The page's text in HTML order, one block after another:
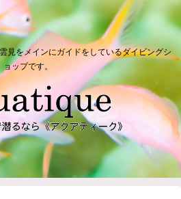
見をメインにガイドをしているダイビングシ
ョップです。